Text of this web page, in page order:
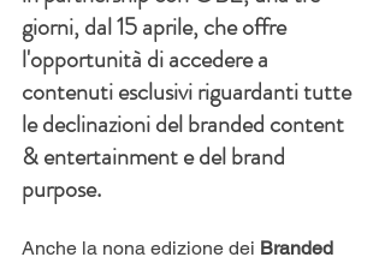
giorni, dal 15 aprile, che offre
l'opportunità di accedere a
contenuti esclusivi riguardanti tutte
le declinazioni del branded content
& entertainment e del brand
purpose.
Anche la nona edizione dei Branded